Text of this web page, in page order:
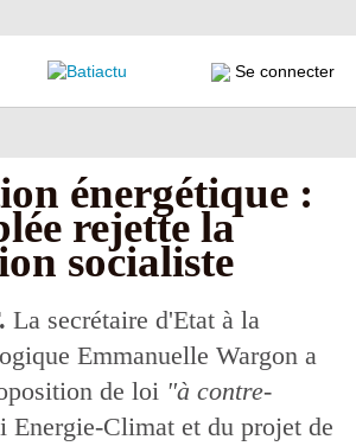
Se connecter
énergétique :
rejette la
socialiste
La secrétaire d'Etat à la
Emmanuelle Wargon a
de loi "à contre-
Energie-Climat et du projet de